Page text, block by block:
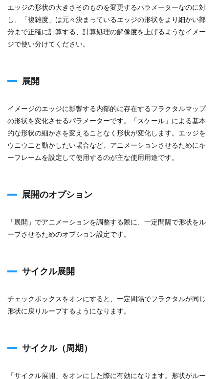
エッジの形状の大きさそのものを変更するパラメーターなのに対
し、「複雑度」は元々決まっているエッジの形状をより細かい部
分まで正確に計算する、計算処理の解像度を上げるようなイメー
ジで使い分けてください。
展開
イメージのエッジに影響する内部的に存在するフラクタルマップ
の形状を変化させるパラメーターです。「スケール」による基本
的な形状の細かさを変えることなく形状が変化します。エッジを
ウニウニと動かしたい場合など、アニメーションさせるためにキ
ーフレームを設定して使用するのが主な使用用途です。
展開のオプション
「展開」でアニメーションを調整する際に、一定間隔で形状をル
ープさせるためのオプション設定です。
サイクル展開
チェックボックスをオンにすると、一定間隔でフラクタルが同じ
形状に戻りループするようになります。
サイクル（周期）
「サイクル展開」をオンにした際に有効になります。形状がルー